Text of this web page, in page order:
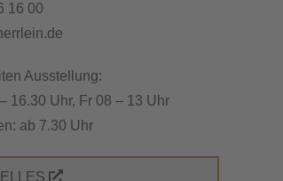
16 00
Ausstellung:
– 16.30 Uhr, Fr 08 – 13 Uhr
ab 7.30 Uhr